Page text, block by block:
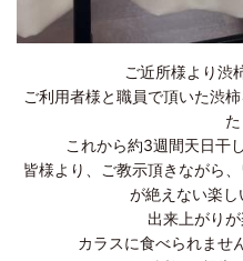
ご近所様より渋
ご利用者様と職員で頂いた渋
た
これから約3週間天日干
皆様より、ご教示頂きながら
が絶えない楽し
出来上がり
カラスに食べられませ